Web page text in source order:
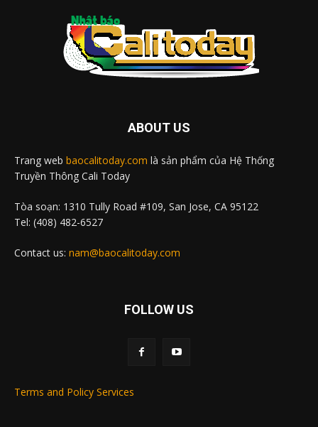
ABOUT US
Trang web baocalitoday.com là sản phẩm của Hệ Thống
Truyền Thông Cali Today
Tòa soạn: 1310 Tully Road #109, San Jose, CA 95122
Tel: (408) 482-6527
Contact us: nam@baocalitoday.com
FOLLOW US
Terms and Policy Services